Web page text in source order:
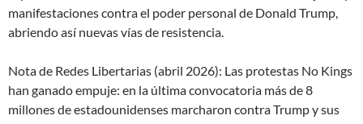
manifestaciones contra el poder personal de Donald Trump,
abriendo así nuevas vías de resistencia.
Nota de Redes Libertarias (abril 2026): Las protestas No Kings
han ganado empuje: en la última convocatoria más de 8
millones de estadounidenses marcharon contra Trump y sus